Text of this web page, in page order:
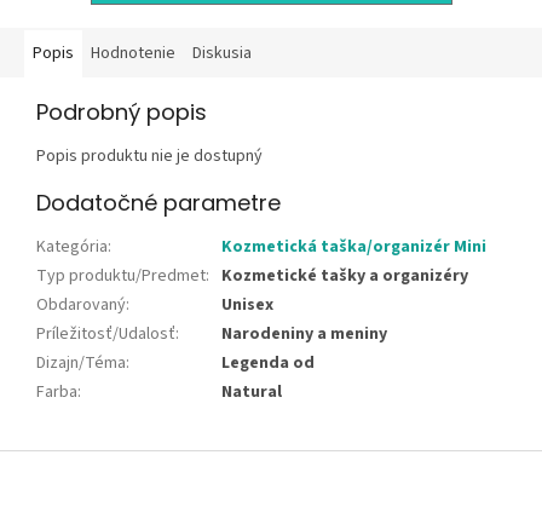
Popis Hodnotenie Diskusia
Podrobný popis
Popis produktu nie je dostupný
Dodatočné parametre
Kategória:
Kozmetická taška/organizér Mini
Typ produktu/Predmet: Kozmetické tašky a organizéry
Obdarovaný:
Unisex
Príležitosť/Udalosť:
Narodeniny a meniny
Dizajn/Téma:
Legenda od
Farba: Natural
Z